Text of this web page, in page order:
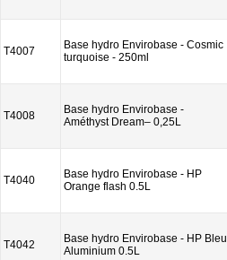
T4007
Base hydro Envirobase - Cosmic
turquoise - 250ml
T4008
Base hydro Envirobase -
Améthyst Dream– 0,25L
T4040
Base hydro Envirobase - HP
Orange flash 0.5L
T4042
Base hydro Envirobase - HP Bleu
Aluminium 0.5L